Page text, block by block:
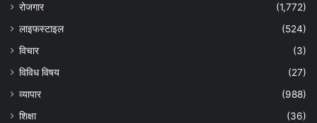
रोजगार
(1,772)
लाइफस्टाइल
(524)
विचार
(3)
विविध विषय
(27)
व्यापार
(988)
शिक्षा
(36)